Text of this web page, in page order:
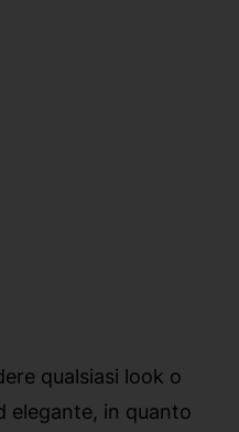
qualsiasi look o
elegante, in quanto